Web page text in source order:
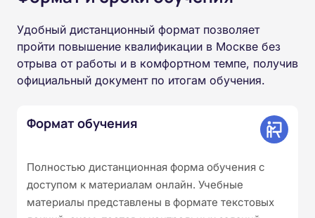
Удобный дистанционный формат позволяет
пройти повышение квалификации в Москве без
отрыва от работы и в комфортном темпе, получив
официальный документ по итогам обучения.
Формат обучения
Полностью дистанционная форма обучения с
доступом к материалам онлайн. Учебные
материалы представлены в формате текстовых